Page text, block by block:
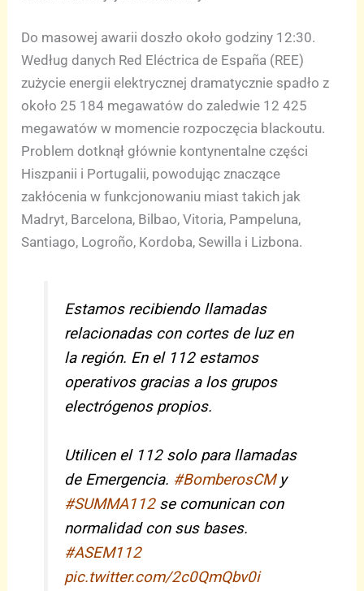
Do masowej awarii doszło około godziny 12:30.
Według danych Red Eléctrica de España (REE)
zużycie energii elektrycznej dramatycznie spadło z
około 25 184 megawatów do zaledwie 12 425
megawatów w momencie rozpoczęcia blackoutu.
Problem dotknął głównie kontynentalne części
Hiszpanii i Portugalii, powodując znaczące
zakłócenia w funkcjonowaniu miast takich jak
Madryt, Barcelona, Bilbao, Vitoria, Pampeluna,
Santiago, Logroño, Kordoba, Sewilla i Lizbona.
Estamos recibiendo llamadas
relacionadas con cortes de luz en
la región. En el 112 estamos
operativos gracias a los grupos
electrógenos propios.
Utilicen el 112 solo para llamadas
de Emergencia. #BomberosCMy
#SUMMA112se comunican con
normalidad con sus bases.
#ASEM112
pic.twitter.com/2c0QmQbv0i